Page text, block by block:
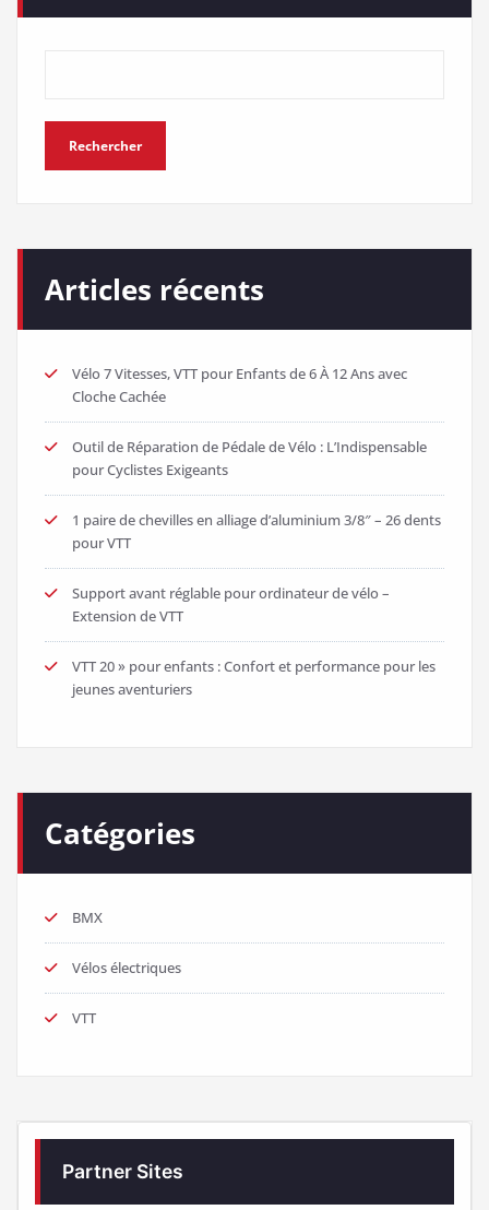
Rechercher
Articles récents
Vélo 7 Vitesses, VTT pour Enfants de 6 À 12 Ans avec
Cloche Cachée
Outil de Réparation de Pédale de Vélo : L’Indispensable
pour Cyclistes Exigeants
1 paire de chevilles en alliage d’aluminium 3/8″ – 26 dents
pour VTT
Support avant réglable pour ordinateur de vélo –
Extension de VTT
VTT 20 » pour enfants : Confort et performance pour les
jeunes aventuriers
Catégories
BMX
Vélos électriques
VTT
Partner Sites